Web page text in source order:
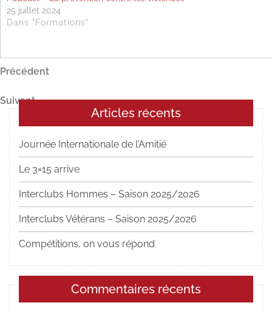
25 juillet 2024
Dans "Formations"
Navigation
de
l’article
Article
Précédent
Article
suivant
Suivant
Articles récents
Journée Internationale de l’Amitié
Le 3×15 arrive
Interclubs Hommes – Saison 2025/2026
Interclubs Vétérans – Saison 2025/2026
Compétitions, on vous répond
Commentaires récents